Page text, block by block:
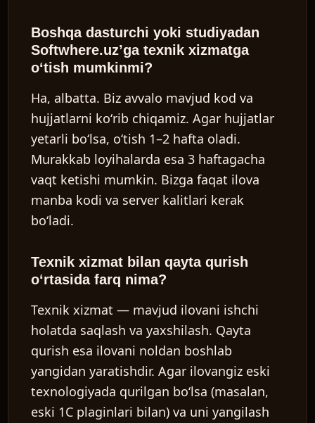
Boshqa dasturchi yoki studiyadan
Softwhere.uzʼga texnik xizmatga
oʻtish mumkinmi?
Ha, albatta. Biz avvalo mavjud kod va
hujjatlarni koʻrib chiqamiz. Agar hujjatlar
yetarli boʻlsa, oʻtish 1–2 hafta oladi.
Murakkab loyihalarda esa 3 haftagacha
vaqt ketishi mumkin. Bizga faqat ilova
manba kodi va server kalitlari kerak
boʻladi.
Texnik xizmat bilan qayta qurish
oʻrtasida farq nima?
Texnik xizmat — mavjud ilovani ishchi
holatda saqlash va yaxshilash. Qayta
qurish esa ilovani noldan boshlab
yangidan yaratishdir. Agar ilovangiz eski
texnologiyada qurilgan boʻlsa (masalan,
eski 1C plaginlari bilan) va uni yangilash